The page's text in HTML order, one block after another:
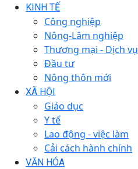
KINH TẾ
Công nghiệp
Nông-Lâm nghiệp
Thương mại - Dịch vụ
Đầu tư
Nông thôn mới
XÃ HỘI
Giáo dục
Y tế
Lao động - việc làm
Cải cách hành chính
VĂN HÓA